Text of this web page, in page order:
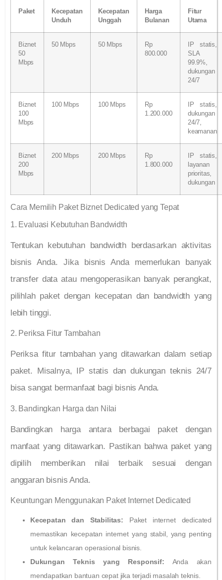
Paket
Kecepatan
Unduh
Kecepatan
Unggah
Harga
Bulanan
Fitur
Utama
Biznet
50
Mbps
50 Mbps 50 Mbps
Rp
800.000
IP statis,
SLA
99.9%,
dukungan
24/7
Biznet
100
Mbps
100 Mbps 100 Mbps
Rp
1.200.000
IP statis,
dukungan
24/7,
keamanan
Biznet
200
Mbps
200 Mbps 200 Mbps
Rp
1.800.000
IP statis,
layanan
prioritas,
dukungan
Cara Memilih Paket Biznet Dedicated yang Tepat
1. Evaluasi Kebutuhan Bandwidth
Tentukan kebutuhan bandwidth berdasarkan aktivitas
bisnis Anda. Jika bisnis Anda memerlukan banyak
transfer data atau mengoperasikan banyak perangkat,
pilihlah paket dengan kecepatan dan bandwidth yang
lebih tinggi.
2. Periksa Fitur Tambahan
Periksa fitur tambahan yang ditawarkan dalam setiap
paket. Misalnya, IP statis dan dukungan teknis 24/7
bisa sangat bermanfaat bagi bisnis Anda.
3. Bandingkan Harga dan Nilai
Bandingkan harga antara berbagai paket dengan
manfaat yang ditawarkan. Pastikan bahwa paket yang
dipilih memberikan nilai terbaik sesuai dengan
anggaran bisnis Anda.
Keuntungan Menggunakan Paket Internet Dedicated
Kecepatan dan Stabilitas: Paket internet dedicated
memastikan kecepatan internet yang stabil, yang penting
untuk kelancaran operasional bisnis.
Dukungan Teknis yang Responsif: Anda akan
mendapatkan bantuan cepat jika terjadi masalah teknis.